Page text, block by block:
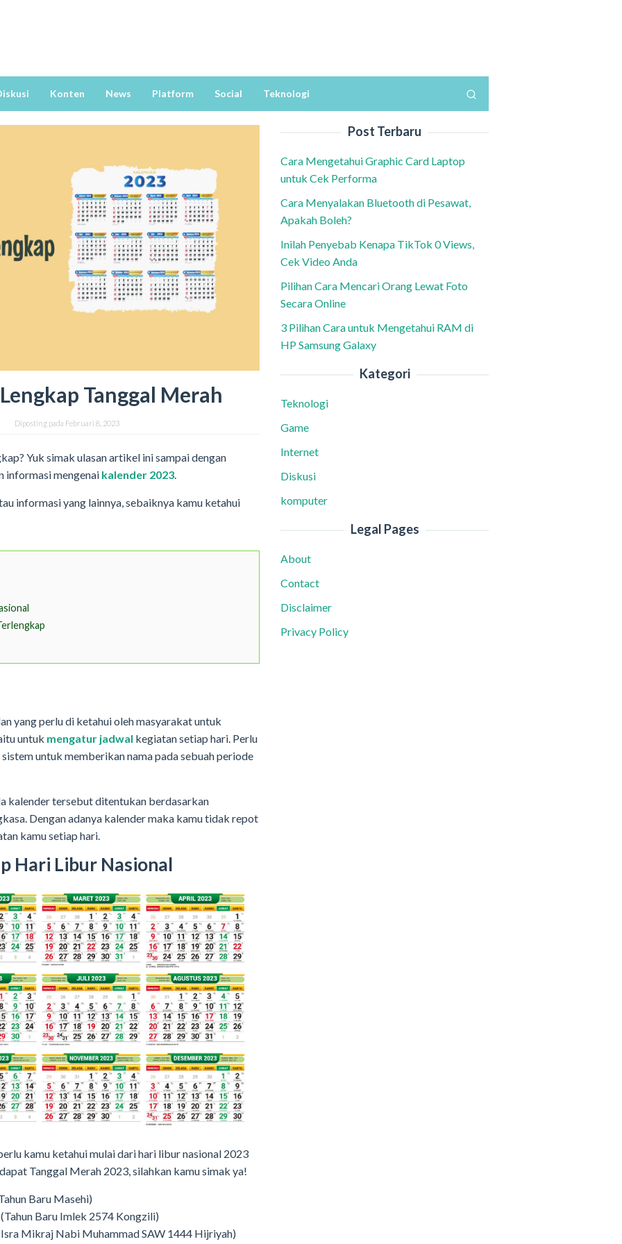
Konten News Platform Social Teknologi
Tanggal Merah
Diposting pada Februari 8, 2023
Yuk simak ulasan artikel ini sampai dengan
informasi mengenai kalender 2023.
informasi yang lainnya, sebaiknya kamu ketahui
yang perlu di ketahui oleh masyarakat untuk
untuk mengatur jadwal kegiatan setiap hari. Perlu
untuk memberikan nama pada sebuah periode
kalender tersebut ditentukan berdasarkan
Dengan adanya kalender maka kamu tidak repot
kamu setiap hari.
Hari Libur Nasional
kamu ketahui mulai dari hari libur nasional 2023
Tanggal Merah 2023, silahkan kamu simak ya!
Baru Masehi)
Baru Imlek 2574 Kongzili)
Mikraj Nabi Muhammad SAW 1444 Hijriyah)
Post Terbaru
Cara Mengetahui Graphic Card Laptop
untuk Cek Performa
Cara Menyalakan Bluetooth di Pesawat,
Apakah Boleh?
Inilah Penyebab Kenapa TikTok 0 Views,
Cek Video Anda
Pilihan Cara Mencari Orang Lewat Foto
Secara Online
3 Pilihan Cara untuk Mengetahui RAM di
HP Samsung Galaxy
Kategori
Teknologi
Game
Internet
Diskusi
komputer
Legal Pages
About
Contact
Disclaimer
Privacy Policy